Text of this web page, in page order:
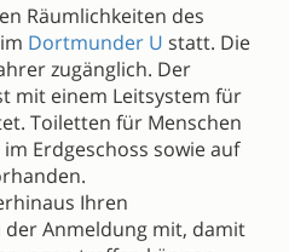
Räumlichkeiten des
Dortmunder U statt. Die
zugänglich. Der
mit einem Leitsystem für
Toiletten für Menschen
Erdgeschoss sowie auf
Ihren
Anmeldung mit, damit